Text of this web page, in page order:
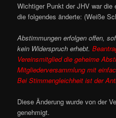
Wichtiger Punkt der JHV war die
die folgendes änderte: (Weiße
Abstimmungen erfolgen offen,
kein Widerspruch erhebt.
Vereinsmitglied die geheime
Mitgliederversammlung mit
Bei Stimmengleichheit ist der
Diese Änderung wurde von der
genehmigt.